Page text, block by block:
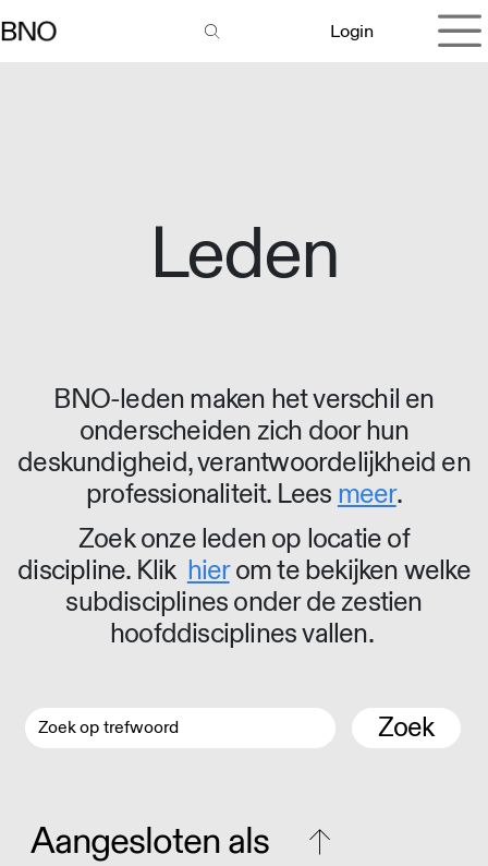
Login
Leden
BNO-leden maken het verschil en
onderscheiden zich door hun
deskundigheid, verantwoordelijkheid en
professionaliteit. Lees meer.
Zoek onze leden op locatie of
discipline. Klik hierom te bekijken welke
subdisciplines onder de zestien
hoofddisciplines vallen.
Zoek
Aangesloten als